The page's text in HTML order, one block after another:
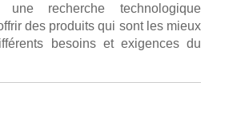
recherche technologique
des produits qui sont les mieux
besoins et exigences du